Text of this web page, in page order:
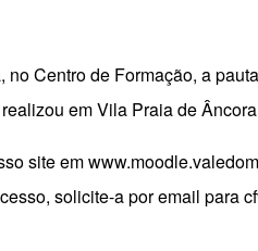
Centro de Formação, a
em Vila Praia de
site em
solicite-a por email para